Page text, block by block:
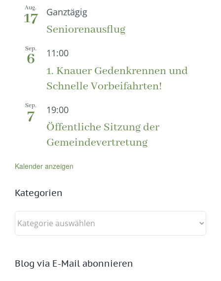
Aug.
17 Ganztägig
Seniorenausflug
Sep.
6 11:00
1. Knauer Gedenkrennen und
Schnelle Vorbeifahrten!
Sep.
7 19:00
Öffentliche Sitzung der
Gemeindevertretung
Kalender anzeigen
Kategorien
Kategorien
Blog via E-Mail abonnieren